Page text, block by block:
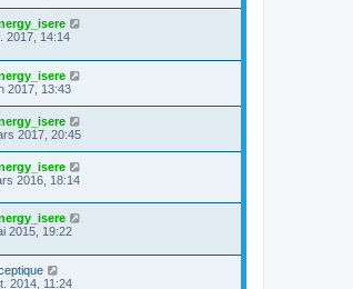
2017, 14:14
2017, 13:43
2017, 20:45
2016, 18:14
2015, 19:22
2014, 11:24